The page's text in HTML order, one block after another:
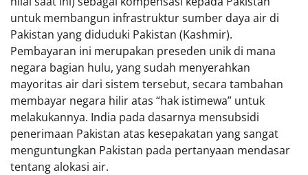
untuk membangun infrastruktur sumber daya air di
Pakistan yang diduduki Pakistan (Kashmir).
Pembayaran ini merupakan preseden unik di mana
negara bagian hulu, yang sudah menyerahkan
mayoritas air dari sistem tersebut, secara tambahan
membayar negara hilir atas “hak istimewa” untuk
melakukannya. India pada dasarnya mensubsidi
penerimaan Pakistan atas kesepakatan yang sangat
menguntungkan Pakistan pada pertanyaan mendasar
tentang alokasi air.